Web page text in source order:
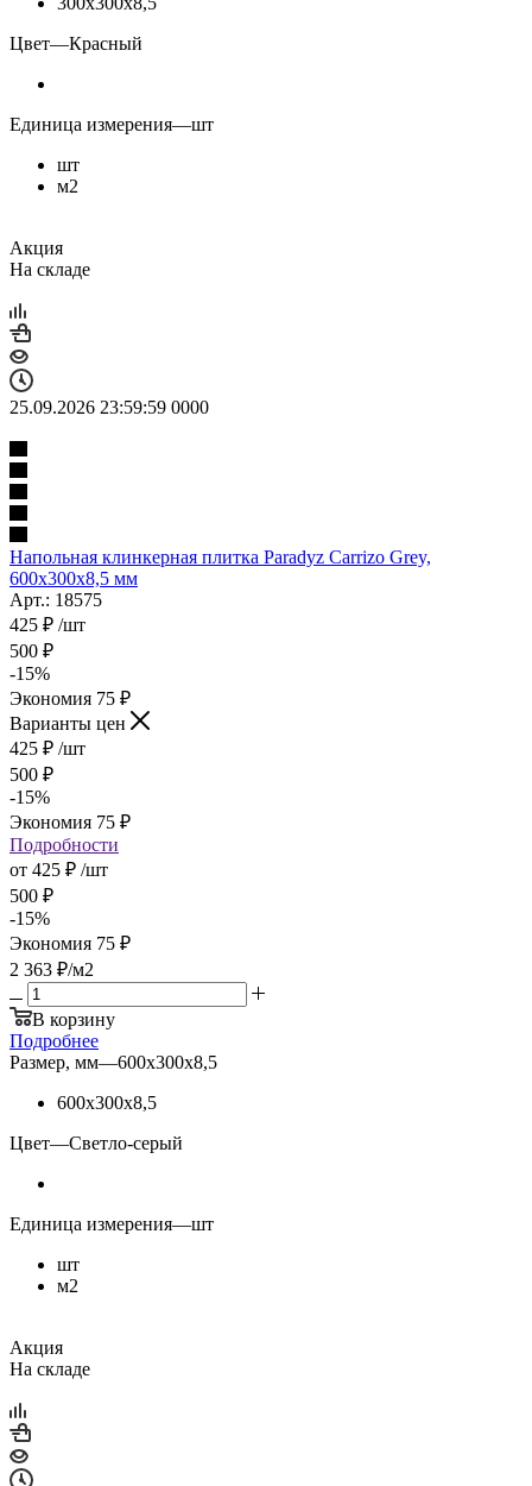
Цвет—Красный
Единица измерения—шт
шт
м2
Акция
На складе
25.09.2026 23:59:59 0000
Напольная клинкерная плитка Paradyz Carrizo Grey,
600x300x8,5 мм
Арт.: 18575
425 ₽ /шт
500 ₽
-15%
Экономия 75 ₽
Варианты цен
425 ₽ /шт
500 ₽
-15%
Экономия 75 ₽
Подробности
от 425 ₽ /шт
500 ₽
-15%
Экономия 75 ₽
2 363 ₽/м2
В корзину
Подробнее
Размер, мм—600х300х8,5
600х300х8,5
Цвет—Светло-серый
Единица измерения—шт
шт
м2
Акция
На складе